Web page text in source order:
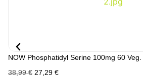
NOW Phosphatidyl Serine 100mg 60
38,99€ 27,29 €